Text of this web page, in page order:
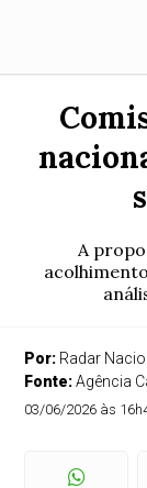
A
Por: Radar
Fonte:Agência
03/06/2026 às